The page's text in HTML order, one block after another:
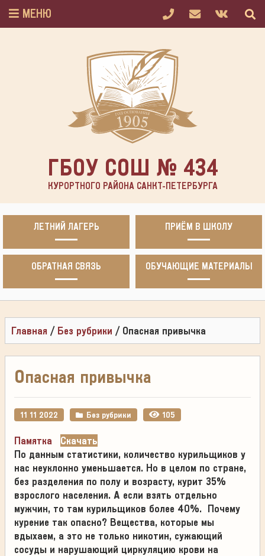
МЕНЮ
ГБОУ СОШ № 434
КУРОРТНОГО РАЙОНА САНКТ-ПЕТЕРБУРГА
ЛЕТНИЙ ЛАГЕРЬ ПРИЁМ В ШКОЛУ
ОБРАТНАЯ СВЯЗЬ ОБУЧАЮЩИЕ МАТЕРИАЛЫ
Главная / Без рубрики / Опасная привычка
Опасная привычка
11 11 2022 Без рубрики 105
Памятка
Скачать
По данным статистики, количество курильщиков у
нас неуклонно уменьшается. Но в целом по стране,
без разделения по полу и возрасту, курит 35%
взрослого населения. А если взять отдельно
мужчин, то там курильщиков более 40%. Почему
курение так опасно? Вещества, которые мы
вдыхаем, а это не только никотин, сужающий
сосуды и нарушающий циркуляцию крови на